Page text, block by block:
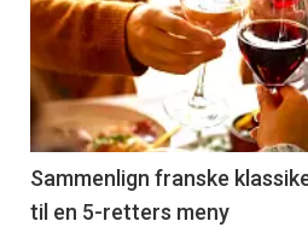
akkurat
nå
-
5
Sammenlign franske
til en 5-retters meny